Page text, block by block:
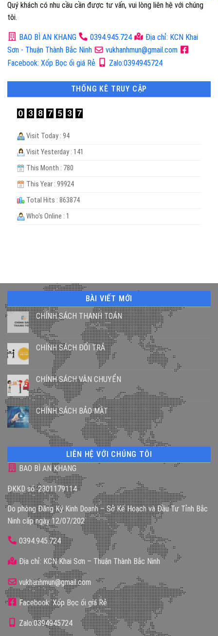
Quý khách có nhu cầu cần được tư vấn, vui lòng liên hệ với chúng
tôi.
BAO BÌ AN KHANG 0394.945.724
Địa chỉ: KCN Khai
Sơn - Thuận Thành Bắc Ninh
vukhanhmun@gmail.com
Facebook: Xốp Bọc ổi giá Rẻ
Zalo:0394945724
THỐNG KÊ TRUY CẬP
Visit Today : 94
Visit Yesterday : 141
This Month : 780
This Year : 99924
Total Hits : 863874
Who's Online : 1
BÀI VIẾT MỚI
CHÍNH SÁCH THANH TOÁN
CHÍNH SÁCH ĐỔI TRẢ
CHÍNH SÁCH VẬN CHUYỂN
CHÍNH SÁCH BẢO MẬT
LIÊN HỆ VỚI CHÚNG TÔI
BAO BÌ AN KHANG
ĐKKD số: 2301179114
Do phòng Đăng Ký Kinh Doanh – Sở Kế Hoạch và Đầu Tư Tỉnh Bắc
Ninh cấp ngày 12/07/202
0394.945.724
Địa chỉ: KCN Khai Sơn – Thuận Thành Bắc Ninh
vukhanhmun@gmail.com
Facebook: Xốp Bọc ổi giá Rẻ
Zalo:0394945724